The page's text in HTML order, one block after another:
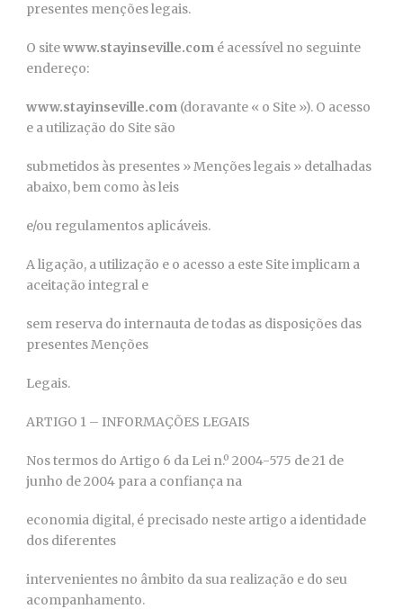
presentes menções legais.
O sitewww.stayinseville.com é acessível no seguinte
endereço:
www.stayinseville.com (doravante « o Site »). O acesso
e a utilização do Site são
submetidos às presentes » Menções legais » detalhadas
abaixo, bem como às leis
e/ou regulamentos aplicáveis.
A ligação, a utilização e o acesso a este Site implicam a
aceitação integral e
sem reserva do internauta de todas as disposições das
presentes Menções
Legais.
ARTIGO 1 – INFORMAÇÕES LEGAIS
Nos termos do Artigo 6 da Lei n.º 2004-575 de 21 de
junho de 2004 para a confiança na
economia digital, é precisado neste artigo a identidade
dos diferentes
intervenientes no âmbito da sua realização e do seu
acompanhamento.